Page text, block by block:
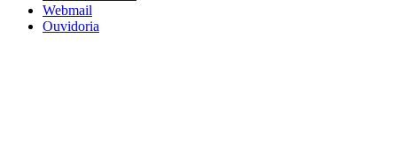
Webmail
Ouvidoria